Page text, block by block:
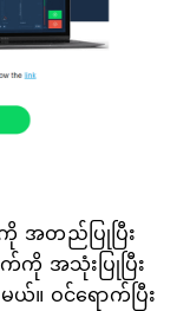
အတည်ပြုပြီး
ကို အသုံးပြုပြီး
။ ဝင်ရောက်ပြီး